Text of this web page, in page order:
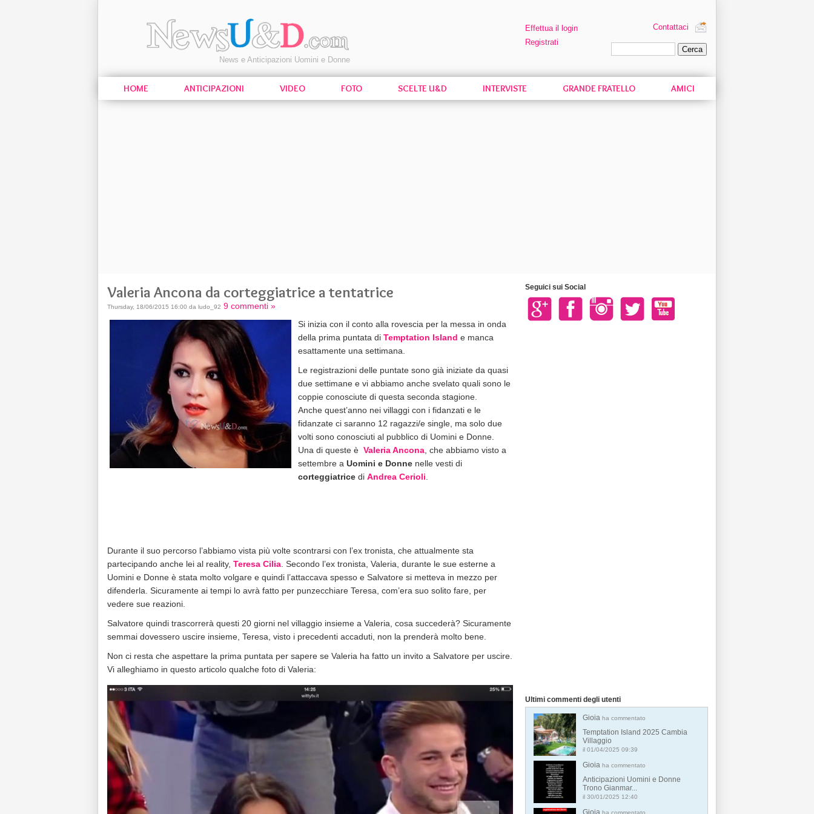
News e Anticipazioni Uomini e Donne
Effettua il login
Registrati
Contattaci
HOME ANTICIPAZIONI VIDEO FOTO SCELTE U&D INTERVISTE GRANDE FRATELLO AMICI
Valeria Ancona da corteggiatrice a tentatrice
Thursday, 18/06/2015 16:00 da ludo_92 9 commenti »
Si inizia con il conto alla rovescia per la messa in onda
della prima puntata di Temptation Island e manca
esattamente una settimana.
Le registrazioni delle puntate sono già iniziate da quasi
due settimane e vi abbiamo anche svelato quali sono le
coppie conosciute di questa seconda stagione.
Anche quest’anno nei villaggi con i fidanzati e le
fidanzate ci saranno 12 ragazzi/e single, ma solo due
volti sono conosciuti al pubblico di Uomini e Donne.
Una di queste è Valeria Ancona , che abbiamo visto a
settembre a Uomini e Donne nelle vesti di
corteggiatrice di Andrea Cerioli
Durante il suo percorso l’abbiamo vista più volte scontrarsi con l’ex tronista, che attualmente sta
partecipando anche lei al reality, Teresa Cilia . Secondo l’ex tronista, Valeria, durante le sue esterne a
Uomini e Donne è stata molto volgare e quindi l’attaccava spesso e Salvatore si metteva in mezzo per
difenderla. Sicuramente ai tempi lo avrà fatto per punzecchiare Teresa, com’era suo solito fare, per
vedere sue reazioni.
Salvatore quindi trascorrerà questi 20 giorni nel villaggio insieme a Valeria, cosa succederà? Sicuramente
semmai dovessero uscire insieme, Teresa, visto i precedenti accaduti, non la prenderà molto bene.
Non ci resta che aspettare la prima puntata per sapere se Valeria ha fatto un invito a Salvatore per uscire.
Vi alleghiamo in questo articolo qualche foto di Valeria:
Seguici sui Social
Ultimi commenti degli utenti
Gioia ha commentato
Temptation Island 2025 Cambia
Villaggio
il 01/04/2025 09:39
Gioia ha commentato
Anticipazioni Uomini e Donne
Trono Gianmar...
il 30/01/2025 12:40
Gioia ha commentato